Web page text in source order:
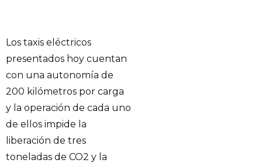
Los taxis eléctricos
presentados hoy cuentan
con una autonomía de
200 kilómetros por carga
y la operación de cada uno
de ellos impide la
liberación de tres
toneladas de CO2 y la